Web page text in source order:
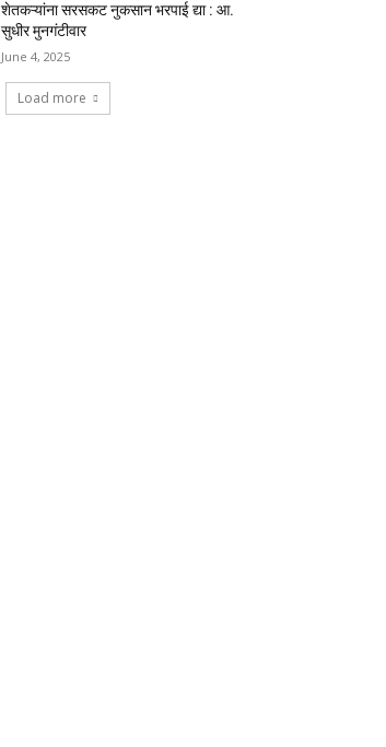
शेतकऱ्यांना सरसकट नुकसान भरपाई द्या : आ.
सुधीर मुनगंटीवार
June 4, 2025
Load more